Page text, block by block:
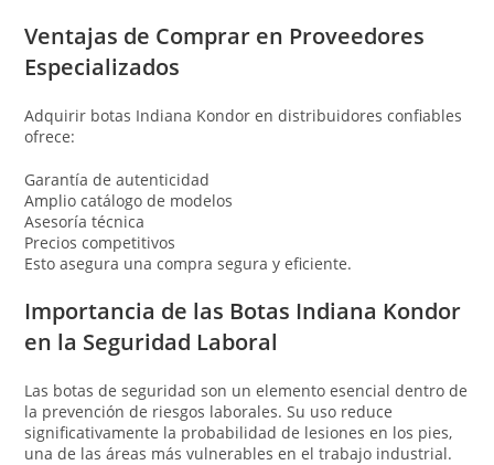
Ventajas de Comprar en Proveedores
Especializados
Adquirir botas Indiana Kondor en distribuidores confiables
ofrece:
Garantía de autenticidad
Amplio catálogo de modelos
Asesoría técnica
Precios competitivos
Esto asegura una compra segura y eficiente.
Importancia de las Botas Indiana Kondor
en la Seguridad Laboral
Las botas de seguridad son un elemento esencial dentro de
la prevención de riesgos laborales. Su uso reduce
significativamente la probabilidad de lesiones en los pies,
una de las áreas más vulnerables en el trabajo industrial.